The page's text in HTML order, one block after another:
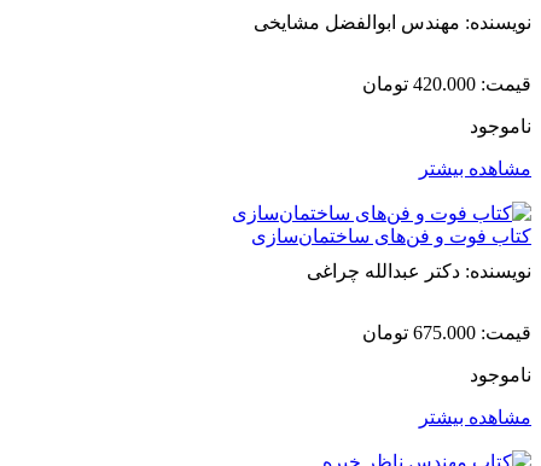
نویسنده: مهندس ابوالفضل مشایخی
قیمت: 420.000 تومان
ناموجود
مشاهده بیشتر
کتاب فوت و فن‌های ساختمان‌سازی
نویسنده: دکتر عبدالله چراغی
قیمت: 675.000 تومان
ناموجود
مشاهده بیشتر